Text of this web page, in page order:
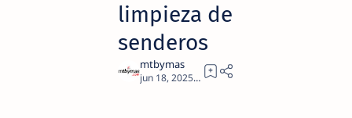
limpieza de
senderos
3